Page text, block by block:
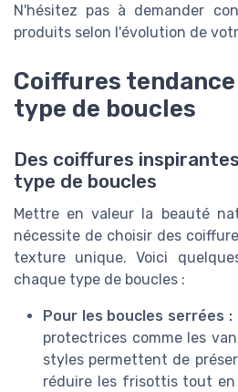
N'hésitez pas à demander
produits selon l'évolution de
Coiffures
type de boucles
Des coiffures
type de boucles
Mettre en valeur la beauté
nécessite de choisir des
texture unique. Voici
chaque type de boucles :
Pour les boucles serrées :
protectrices comme les
styles permettent de
réduire les frisottis tout